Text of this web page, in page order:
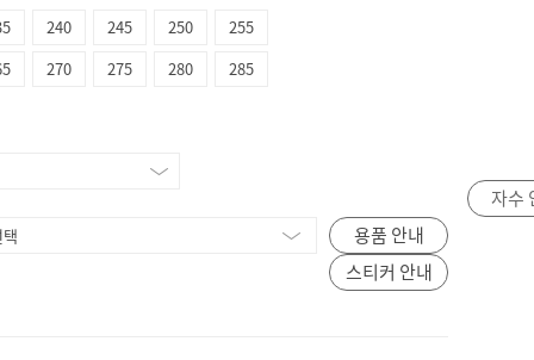
240 245 250
255
270 275 280 285
용품 안내
스티커 안내
자수